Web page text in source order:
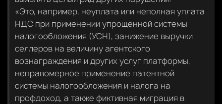
«Это, например, неуплата или неполная уплата
НДС при применении упрощенной системы
налогообложения (УСН), занижение выручки
селлеров на величину агентского
вознаграждения и других услуг платформы,
неправомерное применение патентной
системы налогообложения и налога на
профдоход, а также фиктивная миграция в